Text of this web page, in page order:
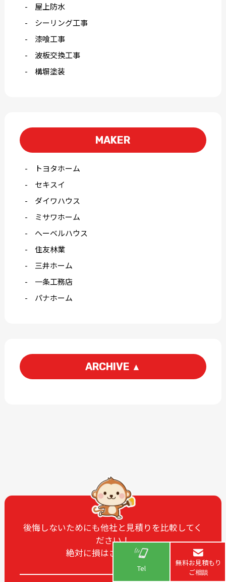
無料お見積もり
ご相談
Tel
屋上防水
シーリング工事
漆喰工事
波板交換工事
構塀塗装
MAKER
トヨタホーム
セキスイ
ダイワハウス
ミサワホーム
へーベルハウス
住友林業
三井ホーム
一条工務店
パナホーム
ARCHIVE ▲
2025-02
2025-01
2024-12
2024-10
2024-08
2024-07
2024-06
後悔しないためにも他社と見積りを比較してく
ださい！
絶対に損はさせません！